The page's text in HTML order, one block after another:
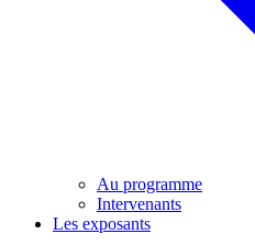
Au programme
Intervenants
Les exposants